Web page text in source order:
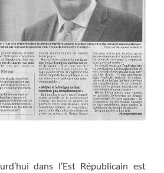
dans l’Est Républicain est